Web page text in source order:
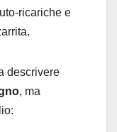
ricariche e
descrivere
, ma